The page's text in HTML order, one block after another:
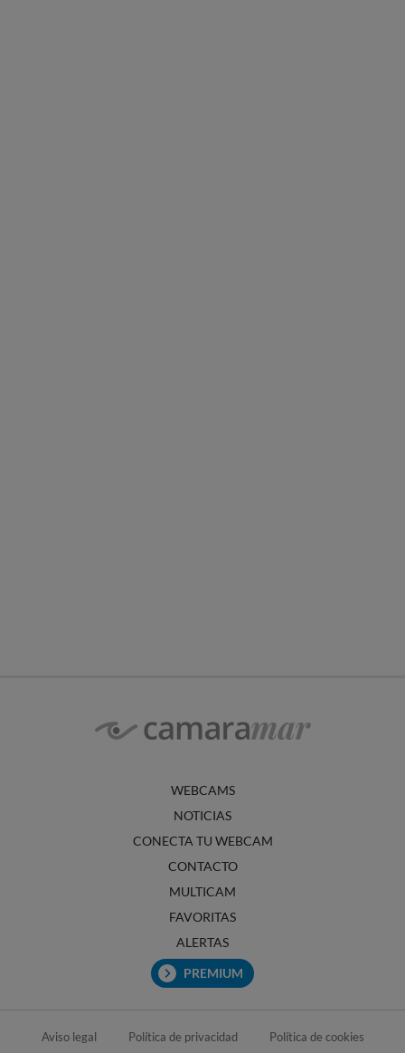
WEBCAMS
NOTICIAS
CONECTA TU WEBCAM
CONTACTO
MULTICAM
FAVORITAS
ALERTAS
PREMIUM
Aviso legal Política de privacidad
Política de cookies